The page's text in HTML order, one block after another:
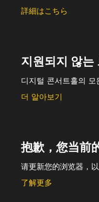
詳細はこちら
지원되지 않는
디지털 콘서트홀의
더 알아보기
抱歉，您当前
请更新您的浏览器，
了解更多